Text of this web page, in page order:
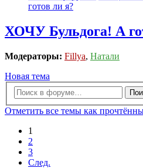
готов ли я?
ХОЧУ Бульдога! А
Модераторы: Fillya, Натали
Новая тема
Отметить все темы как
1
2
3
След.